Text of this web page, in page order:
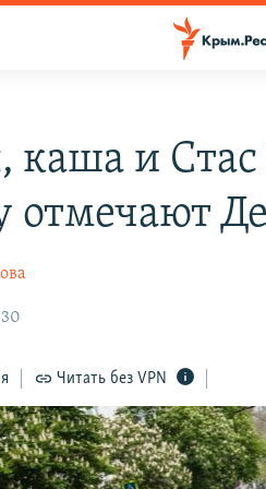
каша и
отмечают
Читать без VPN